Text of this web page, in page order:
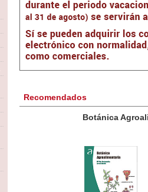
Recomendados
Botánica Agroalimentaria
IVA